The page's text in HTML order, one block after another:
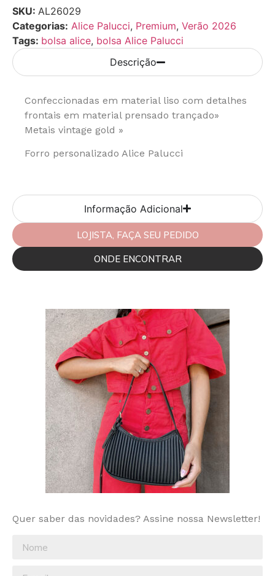
SKU: AL26029
Categorias: Alice Palucci, Premium, Verão 2026
Tags: bolsa alice, bolsa Alice Palucci
Descrição
Confeccionadas em material liso com detalhes
frontais em material prensado trançado»
Metais vintage gold »
Forro personalizado Alice Palucci
Informação Adicional
LOJISTA, FAÇA SEU PEDIDO
ONDE ENCONTRAR
Quer saber das novidades? Assine nossa Newsletter!